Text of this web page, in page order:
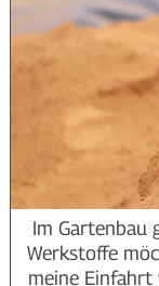
Im Gartenbau
Werkstoffe
meine Einfahrt